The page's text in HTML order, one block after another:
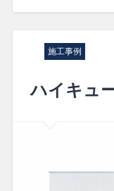
施工事例
ハイキュ